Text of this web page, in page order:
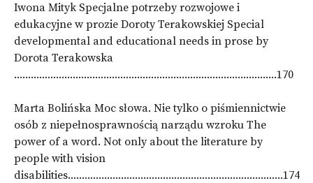
Iwona Mityk Specjalne potrzeby rozwojowe i
edukacyjne w prozie Doroty Terakowskiej Special
developmental and educational needs in prose by
Dorota Terakowska
..............................................................................................170
Marta Bolińska Moc słowa. Nie tylko o piśmiennictwie
osób z niepełnosprawnością narządu wzroku The
power of a word. Not only about the literature by
people with vision
disabilities.............................................................................174